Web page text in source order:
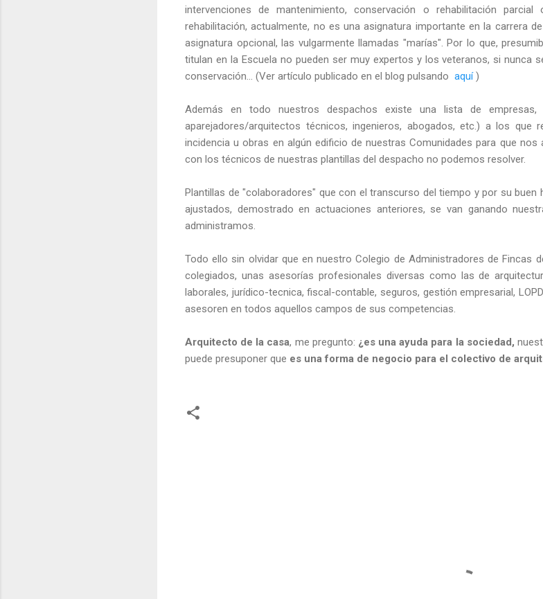
intervenciones de mantenimiento, conservación o rehabilitación
rehabilitación, actualmente, no es una asignatura importante en la carrera
asignatura opcional, las vulgarmente llamadas "marías". Por lo que,
titulan en la Escuela no pueden ser muy expertos y los veteranos, si nunca
conservación... (Ver artículo publicado en el blog pulsando aquí)
Además en todo nuestros despachos existe una lista de empresas,
aparejadores/arquitectos técnicos, ingenieros, abogados, etc.) a los que
incidencia u obras en algún edificio de nuestras Comunidades para que
con los técnicos de nuestras plantillas del despacho no podemos resolver.
Plantillas de "colaboradores" que con el transcurso del tiempo y por su buen
ajustados, demostrado en actuaciones anteriores, se van ganando
administramos.
Todo ello sin olvidar que en nuestro Colegio de Administradores de Fincas
colegiados, unas asesorías profesionales diversas como las de
laborales, jurídico-tecnica, fiscal-contable, seguros, gestión empresarial,
asesoren en todos aquellos campos de sus competencias.
Arquitecto de la casa, me pregunto: ¿es una ayuda para la sociedad,
puede presuponer que es una forma de negocio para el colectivo de